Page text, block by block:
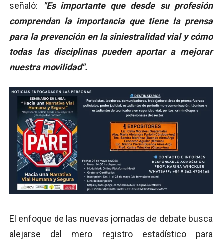
señaló:
"Es importante que desde su profesión
comprendan la importancia que tiene la prensa
para la prevención en la siniestralidad vial y cómo
todas las disciplinas pueden aportar a mejorar
nuestra movilidad".
El enfoque de las nuevas jornadas de debate busca
alejarse del mero registro estadístico para